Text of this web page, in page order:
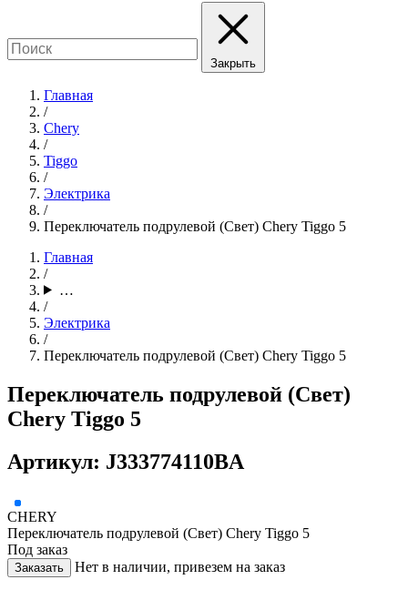
Закрыть
Главная
/
Chery
/
Tiggo
/
Электрика
/
Переключатель подрулевой (Свет) Chery Tiggo 5
Главная
/
…
/
Электрика
/
Переключатель подрулевой (Свет) Chery Tiggo 5
Переключатель подрулевой (Свет)
Chery Tiggo 5
Артикул: J333774110BA
CHERY
Переключатель подрулевой (Свет) Chery Tiggo 5
Под заказ
Заказать Нет в наличии, привезем на заказ